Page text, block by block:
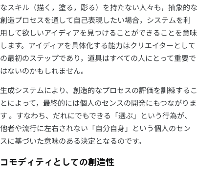
なスキル（描く，塗る，彫る）を持たない人々も，抽象的な
創造プロセスを通して自己表現したい場合，システムを利
用して欲しいアイディアを見つけることができることを意味
します。アイディアを具体化する能力はクリエイターとして
の最初のステップであり，道具はすべての人にとって重要で
はないのかもしれません。
生成システムにより、創造的なプロセスの評価を訓練するこ
とによって，最終的には個人のセンスの開発にもつながりま
す 。すなわち、だれにでもできる「選ぶ」という行為が、
他者や流行に左右されない「自分自身」という個人のセン
スに基づいた意味のある決定となるのです。
コモディティとしての創造性